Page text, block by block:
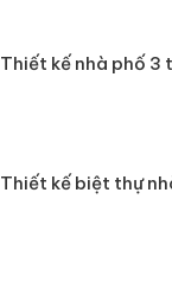
Thiết kế nhà phố 3
Thiết kế biệt thự